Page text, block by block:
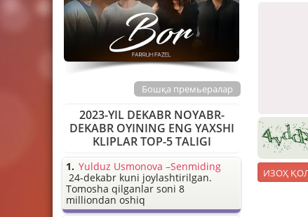
Бошқа премьералар
2023-YIL DEKABR NOYABR-
DEKABR OYINING ENG YAXSHI
KLIPLAR TOP-5 TALIGI
Yulduz Usmonova –Senmiding
24-dekabr kuni joylashtirilgan.
Tomosha qilganlar soni 8
milliondan oshiq